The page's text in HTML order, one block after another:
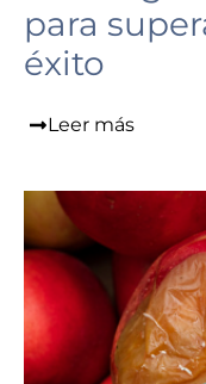
para
éxito
Leer más